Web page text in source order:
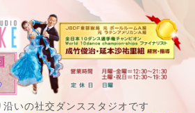
沿いの社交ダンススタジオです